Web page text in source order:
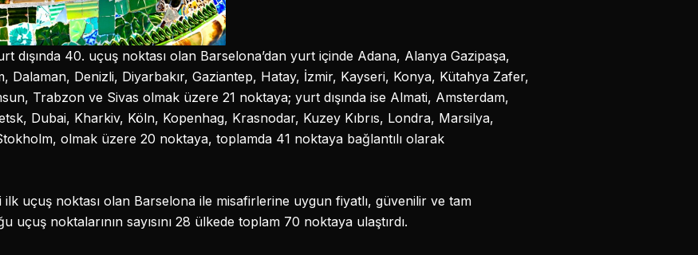
dışında 40. uçuş noktası olan Barselona’dan yurt içinde Adana, Alanya Gazipaşa,
Dalaman, Denizli, Diyarbakır, Gaziantep, Hatay, İzmir, Kayseri, Konya, Kütahya Zafer,
Trabzon ve Sivas olmak üzere 21 noktaya; yurt dışında ise Almati, Amsterdam,
Dubai, Kharkiv, Köln, Kopenhag, Krasnodar, Kuzey Kıbrıs, Londra, Marsilya,
olmak üzere 20 noktaya, toplamda 41 noktaya bağlantılı olarak
ilk uçuş noktası olan Barselona ile misafirlerine uygun fiyatlı, güvenilir ve tam
uçuş noktalarının sayısını 28 ülkede toplam 70 noktaya ulaştırdı.